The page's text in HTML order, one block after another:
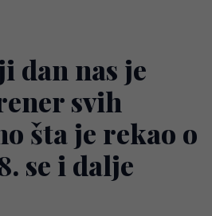
dan nas je
svih
šta je rekao o
se i dalje